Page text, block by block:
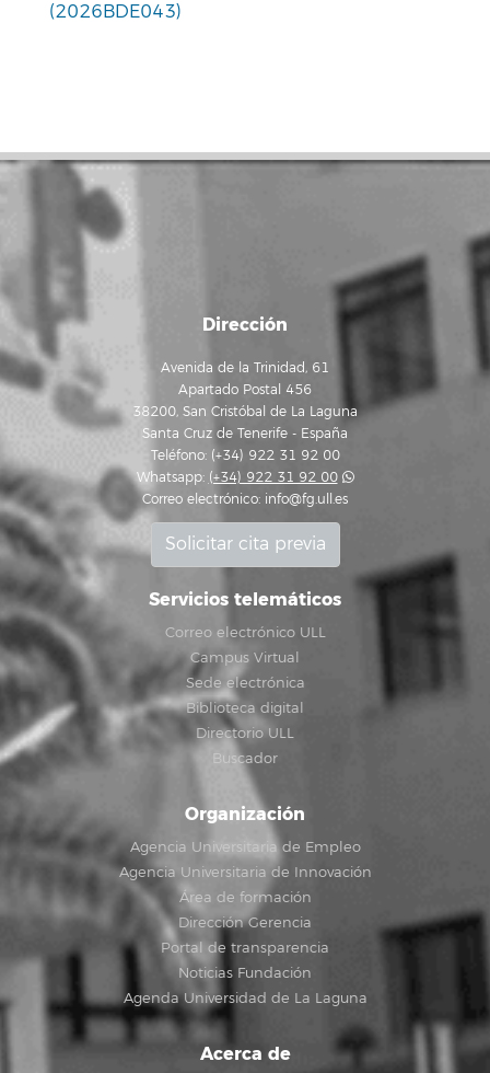
(2026BDE043)
Dirección
Avenida de la Trinidad, 61
Apartado Postal 456
38200, San Cristóbal de La Laguna
Santa Cruz de Tenerife - España
Teléfono: (+34) 922 31 92 00
Whatsapp: (+34) 922 31 92 00
Correo electrónico: info@fg.ull.es
Solicitar cita previa
Servicios telemáticos
Correo electrónico ULL
Campus Virtual
Sede electrónica
Biblioteca digital
Directorio ULL
Buscador
Organización
Agencia Universitaria de Empleo
Agencia Universitaria de Innovación
Área de formación
Dirección Gerencia
Portal de transparencia
Noticias Fundación
Agenda Universidad de La Laguna
Acerca de